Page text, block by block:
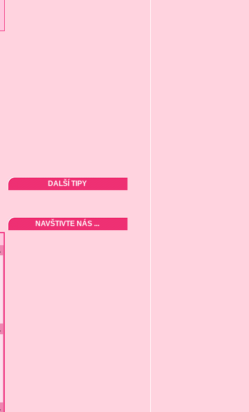
DALŠÍ TIPY
NAVŠTIVTE NÁS ...